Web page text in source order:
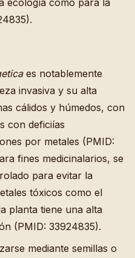
ecología como para la
es notablemente
invasiva y su alta
cálidos y húmedos, con
con deficiías
por metales (PMID:
fines medicinalarios, se
para evitar la
tóxicos como el
planta tiene una alta
(PMID: 33924835).
mediante semillas o